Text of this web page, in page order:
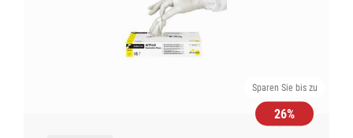
Sparen Sie bis zu
26%